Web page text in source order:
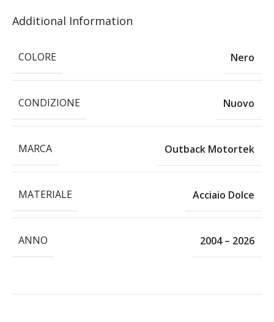
Additional Information
COLORE Nero
CONDIZIONE Nuovo
MARCA Outback Motortek
MATERIALE Acciaio Dolce
ANNO 2004 – 2026